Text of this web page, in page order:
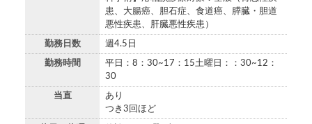
患、大腸癌、胆石症、食道癌、膵臓・胆道
悪性疾患、肝臓悪性疾患）
勤務日数 週4.5日
勤務時間
平日：8：30~17：15土曜日：：30~12：
30
当直
あり
つき3回ほど